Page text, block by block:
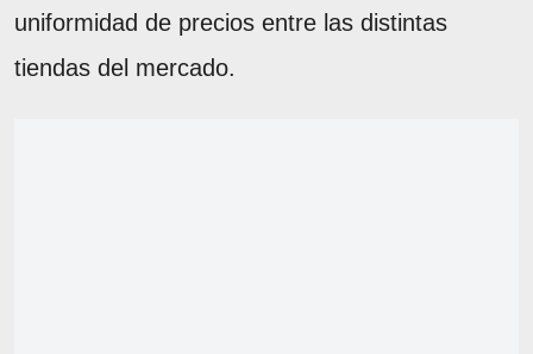
uniformidad de precios entre las distintas
tiendas del mercado.